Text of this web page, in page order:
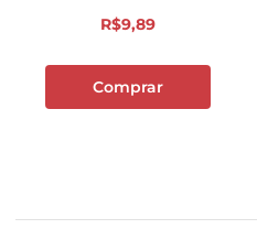
R$9,89
Comprar